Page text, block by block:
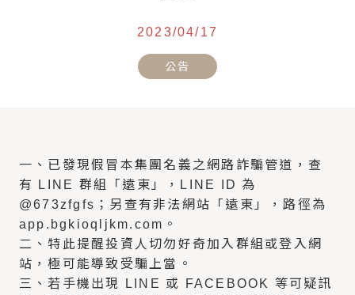
2023/04/17
公告
一、已發現假冒本集團名義之網路詐騙管道，查
有 LINE 群組「遠東」，LINE ID 為
@673zfgfs；另查有非法網站「遠東」，路徑為
app.bgkioqljkm.com。
二、特此提醒投資人切勿好奇加入群組或登入網
站，極可能導致受騙上當。
三、若手機出現 LINE 或 FACEBOOK 等可疑訊